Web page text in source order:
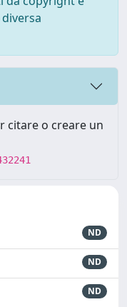
citare o creare un
ND
ND
ND